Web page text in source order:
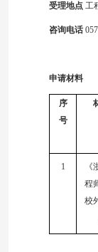
受理地点 工
咨询电话
申请材料
序
号
1 《
程
校